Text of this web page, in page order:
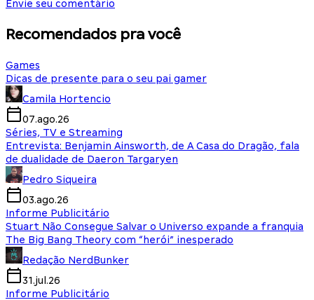
Envie seu comentário
Recomendados pra você
Games
Dicas de presente para o seu pai gamer
Camila Hortencio
07.ago.26
Séries, TV e Streaming
Entrevista: Benjamin Ainsworth, de A Casa do Dragão, fala
de dualidade de Daeron Targaryen
Pedro Siqueira
03.ago.26
Informe Publicitário
Stuart Não Consegue Salvar o Universo expande a franquia
The Big Bang Theory com “herói” inesperado
Redação NerdBunker
31.jul.26
Informe Publicitário